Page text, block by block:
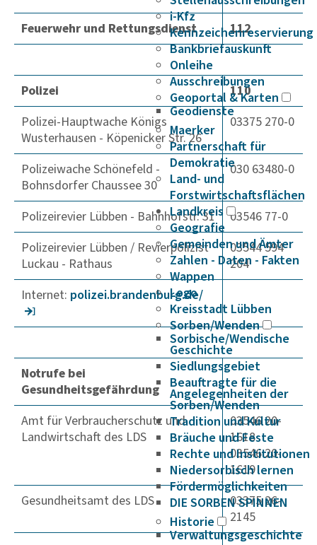
i-Kfz
Kennzeichenreservierung
Bankbriefauskunft
Onleihe
Ausschreibungen
Geoportal & Karten
Geodienste
Maerker
Partnerschaft für
Demokratie
Land- und
Forstwirtschaftsflächen
Landkreis
Geografie
Gemeinden und Ämter
Zahlen - Daten - Fakten
Wappen
Logo
Kreisstadt Lübben
Sorben/Wenden
Sorbische/Wendische
Geschichte
Siedlungsgebiet
Beauftragte für die
Angelegenheiten der
Sorben/Wenden
Tradition und Kultur
Bräuche und Feste
Rechte und Institutionen
Niedersorbisch lernen
Fördermöglichkeiten
DIE SORBEN SPINNEN
Historie
Verwaltungsgeschichte
Feuerwehr und Rettungsdienst 112
Polizei
110
Polizei-Hauptwache Königs
Wusterhausen - Köpenicker Str. 26
03375 270-0
Polizeiwache Schönefeld -
Bohnsdorfer Chaussee 30
030 63480-0
Polizeirevier Lübben - Bahnhofstr. 31
03546 77-0
Polizeirevier Lübben / Revierpolizist
Luckau - Rathaus
03544 594
204
Internet: polizei.bran­den­burg.de/
Notrufe bei
Gesundheitsgefährdung
Amt für Verbraucherschutz und
Landwirtschaft des LDS
03546 20-
1618
03546 20-
1619
Gesundheitsamt des LDS
03375 26-
2145